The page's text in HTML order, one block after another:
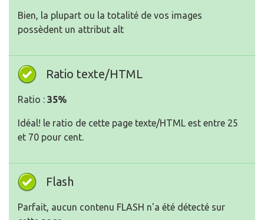
Bien, la plupart ou la totalité de vos images
possèdent un attribut alt
Ratio texte/HTML
Ratio : 35%
Idéal! le ratio de cette page texte/HTML est entre 25
et 70 pour cent.
Flash
Parfait, aucun contenu FLASH n'a été détecté sur